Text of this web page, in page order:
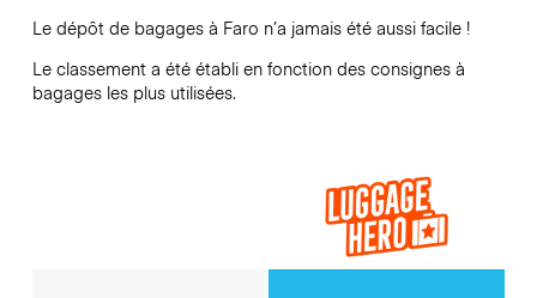
Le dépôt de bagages à Faro n’a jamais été aussi facile !
Le classement a été établi en fonction des consignes à
bagages les plus utilisées.